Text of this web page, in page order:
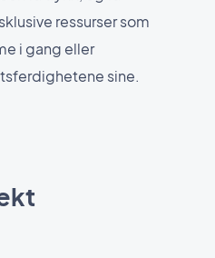
ressurser som
i gang eller
sine.